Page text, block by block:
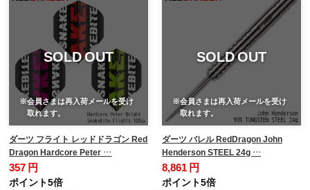
SOLD OUT
※会員さまは再入荷メールを受け
取れます。
ダーツ フライト レッドドラゴン Red
Dragon Hardcore Peter …
357 円
ポイント5倍
SOLD OUT
※会員さまは再入荷メールを受け
取れます。
ダーツ バレル RedDragon John
Henderson STEEL 24g …
8,861 円
ポイント5倍